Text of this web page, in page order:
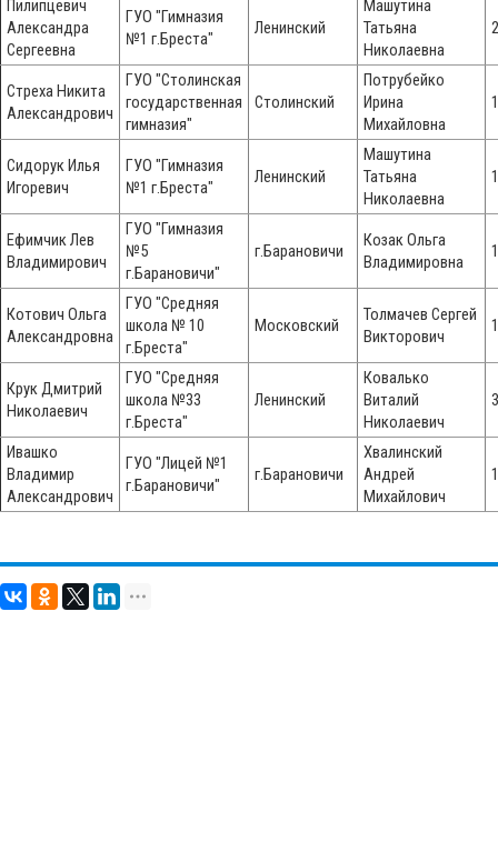
Пилипцевич
Александра
Сергеевна
ГУО "Гимназия
№1 г.Бреста"
Ленинский
Машутина
Татьяна
Николаевна
Стреха Никита
Александрович
ГУО "Столинская
государственная
гимназия"
Столинский
Потрубейко
Ирина
Михайловна
Сидорук Илья
Игоревич
ГУО "Гимназия
№1 г.Бреста"
Ленинский
Машутина
Татьяна
Николаевна
Ефимчик Лев
Владимирович
ГУО "Гимназия
№5
г.Барановичи"
г.Барановичи
Козак Ольга
Владимировна
Котович Ольга
Александровна
ГУО "Средняя
школа № 10
г.Бреста"
Московский
Толмачев Сергей
Викторович
Крук Дмитрий
Николаевич
ГУО "Средняя
школа №33
г.Бреста"
Ленинский
Ковалько
Виталий
Николаевич
Ивашко
Владимир
Александрович
ГУО "Лицей №1
г.Барановичи"
г.Барановичи
Хвалинский
Андрей
Михайлович